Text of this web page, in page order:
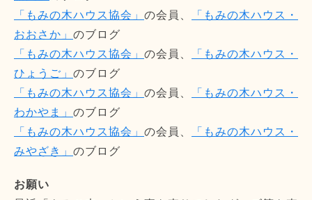
「もみの木ハウス協会」 の会員、
「もみの木ハウス・
おおさか」 のブログ
「もみの木ハウス協会」 の会員、
「もみの木ハウス・
ひょうご」 のブログ
「もみの木ハウス協会」 の会員、
「もみの木ハウス・
わかやま」 のブログ
「もみの木ハウス協会」 の会員、
「もみの木ハウス・
みやざき」 のブログ
お願い